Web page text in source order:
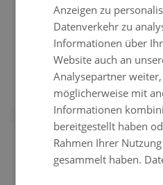
LOUNGE MEDIUM
€ 799,99
Anzeigen zu
Datenverkehr zu
Informationen über
Website auch an
Analysepartner
möglicherweise mit
Informationen
bereitgestellt haben
Rahmen Ihrer
gesammelt haben.